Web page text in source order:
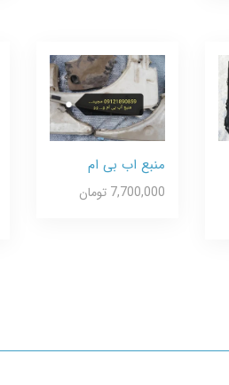
منبع اب بی ام
7,700,000 تومان